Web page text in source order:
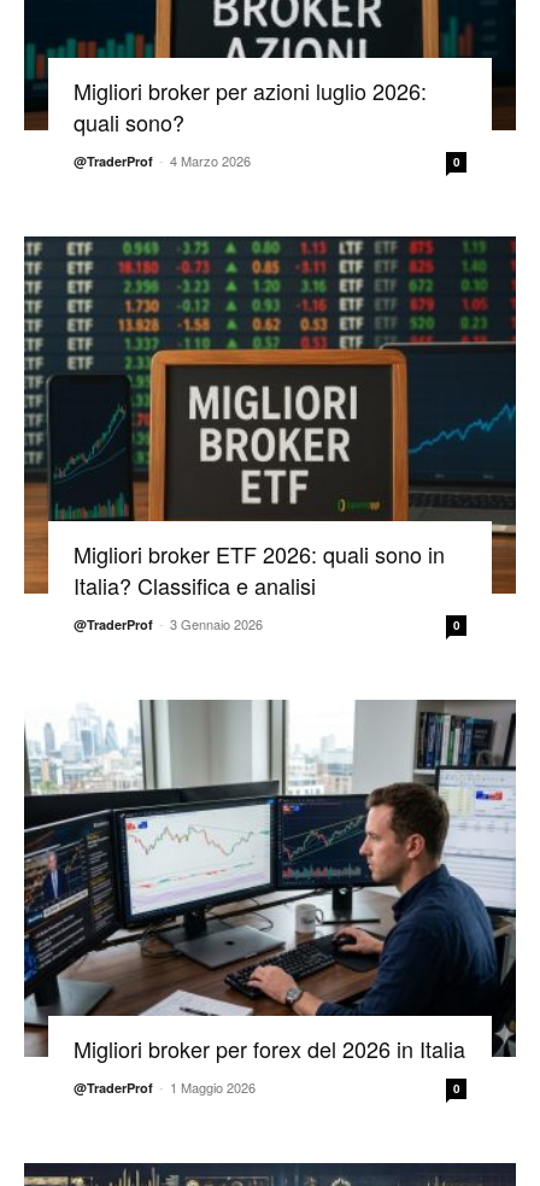
Migliori broker per azioni luglio 2026:
quali sono?
@TraderProf - 4 Marzo 2026 0
Migliori broker ETF 2026: quali sono in
Italia? Classifica e analisi
@TraderProf - 3 Gennaio 2026 0
Migliori broker per forex del 2026 in Italia
@TraderProf - 1 Maggio 2026 0